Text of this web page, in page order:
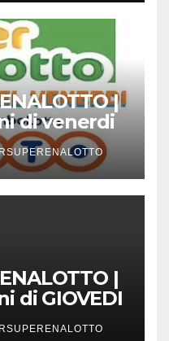
|
di venerdi
|
di GIOVEDI